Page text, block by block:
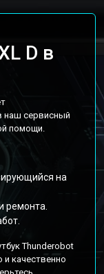
D в
наш сервисный
помощи.
на
ремонта.
Thunderobot
и качественно